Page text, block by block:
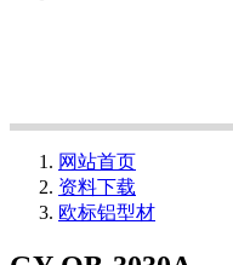
网站首页
资料下载
欧标铝型材